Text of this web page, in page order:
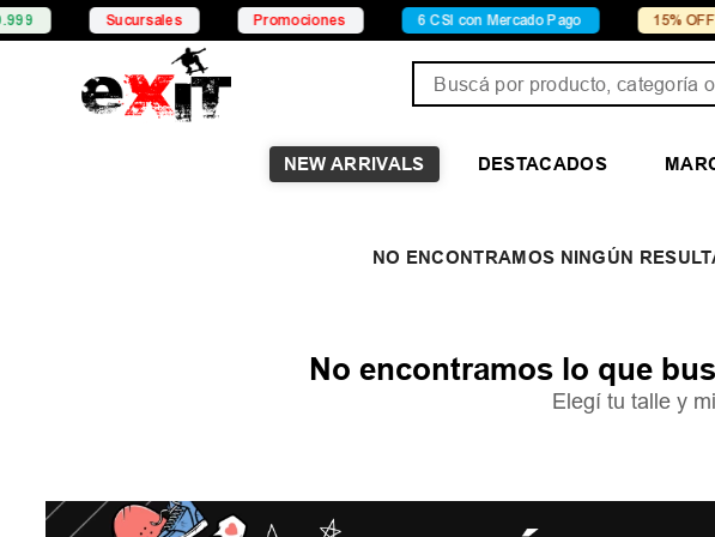
Sucursales Promociones 6 CSI con Mercado Pago 15% OFF X
NEW ARRIVALS DESTACADOS
No encontramos lo que
Elegí tu talle y